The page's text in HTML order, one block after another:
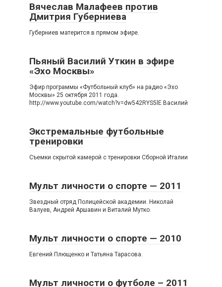
Вячеслав Малафеев против
Дмитрия Губерниева
Губерниев матерится в прямом эфире.
Пьяный Василий Уткин в эфире
«Эхо Москвы»
Эфир программы «Футбольный клуб» на радио «Эхо
Москвы» 25 октября 2011 года.
http://www.youtube.com/watch?v=dw542RYS5lE Василий
Экстремальные футбольные
тренировки
Съемки скрытой камерой с тренировки Сборной Италии
Мульт личности о спорте — 2011
Звездный отряд Полицейской академии. Николай
Валуев, Андрей Аршавин и Виталий Мутко.
Мульт личности о спорте — 2010
Евгений Плющенко и Татьяна Тарасова.
Мульт личности о футболе – 2011